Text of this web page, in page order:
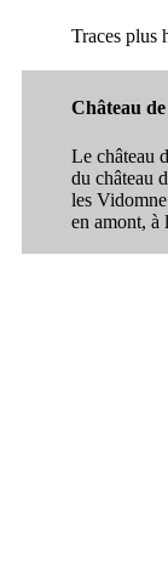
Traces plus
Château
Le château
du château
les
en amont, à